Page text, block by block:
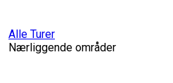
Alle Turer
Nærliggende områder